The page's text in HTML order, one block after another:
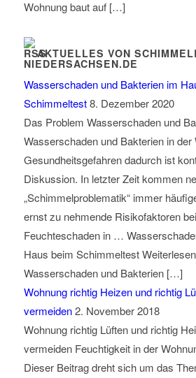
Wohnung baut auf […]
AKTUELLES VON
NIEDERSACHSEN.DE
Wasserschaden und Bakterien im
Schimmeltest 8. Dezember 2020
Das Problem Wasserschaden und
Wasserschaden und Bakterien in der
Gesundheitsgefahren dadurch ist
Diskussion. In letzter Zeit kommen
„Schimmelproblematik“ immer
ernst zu nehmende Risikofaktoren
Feuchteschaden in …
Haus beim Schimmeltest
Wasserschaden und Bakterien […]
Wohnung richtig Heizen und richtig
vermeiden 2. November 2018
Wohnung richtig Lüften und richtig
vermeiden Feuchtigkeit in der
Dieser Beitrag dreht sich um das